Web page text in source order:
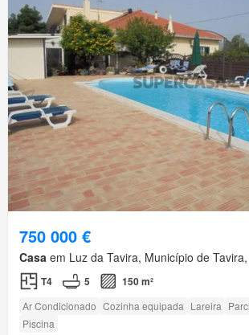
750 000 €
Casa em Luz da Tavira, Município de
T4 5 150 m²
Ar Condicionado Cozinha equipada Lareira
Piscina